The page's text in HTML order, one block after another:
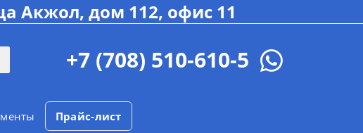
Акжол, дом 112, офис 11
+7 (708) 510-610-5
Прайс-лист